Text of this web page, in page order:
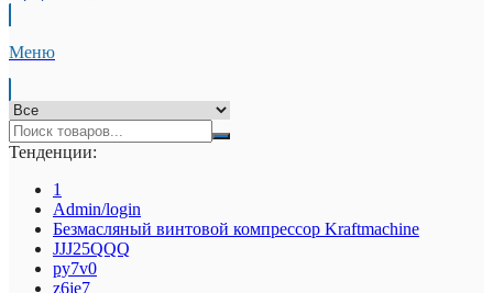
Меню
Тенденции:
1
Admin/login
Безмасляный винтовой компрессор Kraftmaсhine
JJJ25QQQ
py7v0
z6je7